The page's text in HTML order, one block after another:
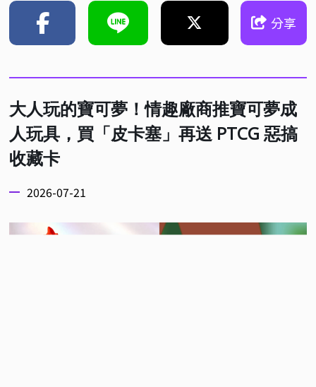
分享
大人玩的寶可夢！情趣廠商推寶可夢成
人玩具，買「皮卡塞」再送 PTCG 惡搞
收藏卡
2026-07-21